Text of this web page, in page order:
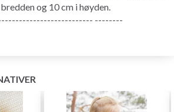
og 10 cm i høyden.
--------